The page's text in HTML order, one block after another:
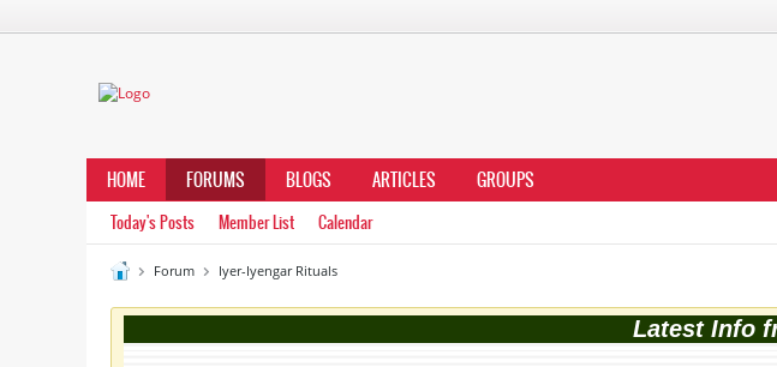
HOME FORUMS BLOGS ARTICLES GROUPS
Today's Posts Member List Calendar
Forum Iyer-Iyengar Rituals
Latest Info